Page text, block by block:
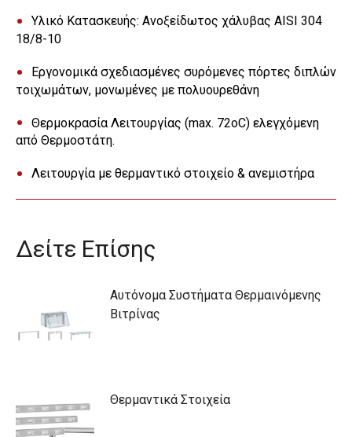
Υλικό Κατασκευής: Ανοξείδωτος χάλυβας AISI 304
18/8-10
Εργονομικά σχεδιασμένες συρόμενες πόρτες διπλών
τοιχωμάτων, μονωμένες με πολυουρεθάνη
Θερμοκρασία Λειτουργίας (max. 72oC) ελεγχόμενη
από Θερμοστάτη.
Λειτουργία με θερμαντικό στοιχείο & ανεμιστήρα
Δείτε Επίσης
Αυτόνομα Συστήματα Θερμαινόμενης
Βιτρίνας
Θερμαντικά Στοιχεία